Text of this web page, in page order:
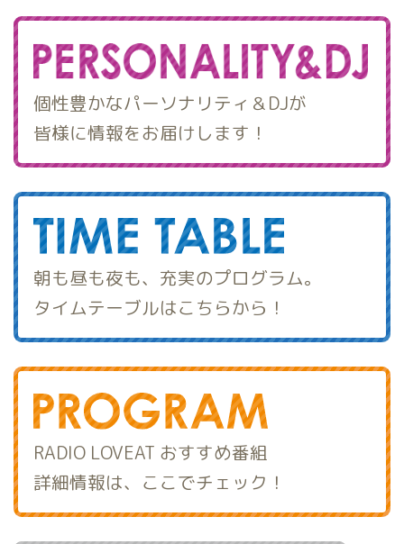
個性豊かなパーソナリティ＆DJが
皆様に情報をお届けします！
朝も昼も夜も、充実のプログラム。
タイムテーブルはこちらから！
RADIO LOVEAT おすすめ番組
詳細情報は、ここでチェック！